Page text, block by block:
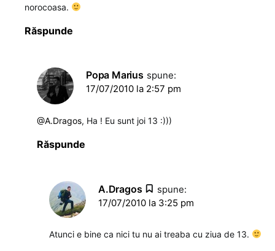
norocoasa.
Răspunde
Popa Marius spune:
17/07/2010 la 2:57 pm
@A.Dragos, Ha ! Eu sunt joi 13 :)))
Răspunde
A.Dragos
spune:
17/07/2010 la 3:25 pm
Atunci e bine ca nici tu nu ai treaba cu ziua de 13.